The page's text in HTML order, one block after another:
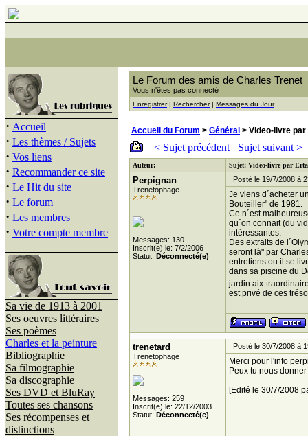
· Accueil
· Les thèmes / Sujets
· Vos liens
· Recommander ce site
· Le Hit du site
· Le forum
· Les membres
· Votre compte membre
Sa vie de 1913 à 2001
Ses oeuvres littéraires
Ses poèmes
Charles et la peinture
Bibliographie
Sa filmographie
Sa discographie
Ses DVD et BluRay
Toutes ses chansons
Ses récompenses et
distinctions
Le Forum des amis de Charles Trenet
Vous n'êtes pas connecté
Enregistrer| Rechercher| Messages du Jour
Accueil du Forum > Général > Video-livre par
< Sujet précédent Sujet suivant >
Auteur: Sujet: Video-livre par
Perpignan
Trenetophage
Messages: 130
Inscrit(e) le: 7/2/2006
Statut: Déconnecté(e)
Posté le 19/7/2008 à
Je viens d´acheter
Bouteiller" de 1981.
Ce n´est
qu´on connait (du
intéressantes.
Des extraits de
seront là" par
entretiens ou il se
dans sa piscine du
jardin aix-
est privé de ces
trenetard
Trenetophage
Messages: 259
Inscrit(e) le: 22/12/2003
Statut: Déconnecté(e)
Posté le 30/7/2008 à
Merci pour l'info
Peux tu nous
[Edité le 30/7/2008